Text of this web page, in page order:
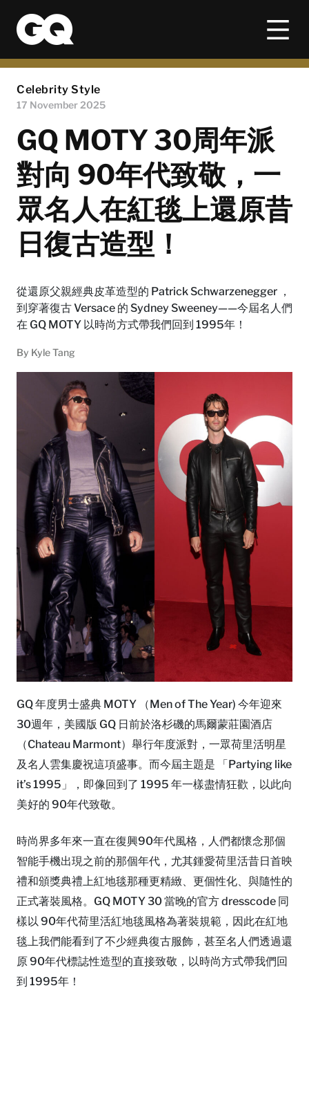
Celebrity Style
17 November 2025
GQ MOTY 30周年派
對向 90年代致敬，一
眾名人在紅毯上還原昔
日復古造型！
從還原父親經典皮革造型的 Patrick Schwarzenegger ，
到穿著復古 Versace 的 Sydney Sweeney——今屆名人們
在 GQ MOTY 以時尚方式帶我們回到 1995年！
By Kyle Tang
GQ 年度男士盛典 MOTY （Men of The Year) 今年迎來
30週年，美國版 GQ 日前於洛杉磯的馬爾蒙莊園酒店
（Chateau Marmont）舉行年度派對，一眾荷里活明星
及名人雲集慶祝這項盛事。而今屆主題是 「Partying like
it’s 1995」，即像回到了 1995 年一樣盡情狂歡，以此向
美好的 90年代致敬。
時尚界多年來一直在復興90年代風格，人們都懷念那個
智能手機出現之前的那個年代，尤其鍾愛荷里活昔日首映
禮和頒獎典禮上紅地毯那種更精緻、更個性化、與隨性的
正式著裝風格。GQ MOTY 30 當晚的官方 dresscode 同
樣以 90年代荷里活紅地毯風格為著裝規範，因此在紅地
毯上我們能看到了不少經典復古服飾，甚至名人們透過還
原 90年代標誌性造型的直接致敬，以時尚方式帶我們回
到 1995年！